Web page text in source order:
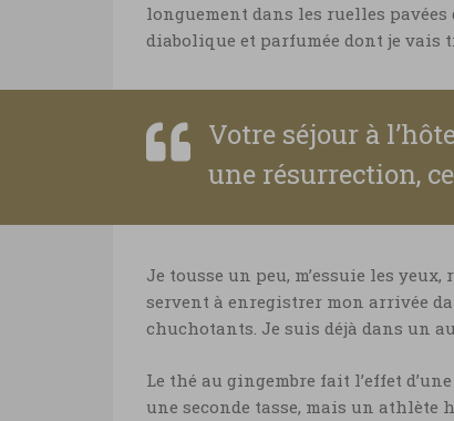
longuement dans les ruelles pavées
diabolique et parfumée dont je vais
Votre séjour à
une résurrection,
Je tousse un peu, m’essuie les
servent à enregistrer mon arrivée
chuchotants. Je suis déjà dans un
Le thé au gingembre fait l’effet
une seconde tasse, mais un athlète